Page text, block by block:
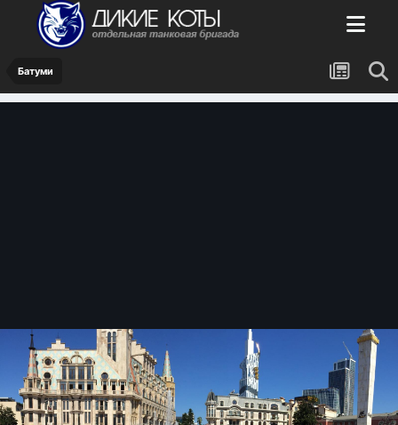
Батуми